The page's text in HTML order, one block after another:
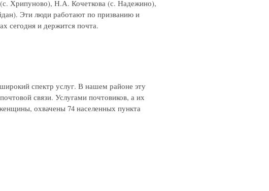
Хрипуново), Н.А. Кочеткова (с. Надежино),
Эти люди работают по призванию и
сегодня и держится почта.
спектр услуг. В нашем районе эту
связи. Услугами почтовиков, а их
охвачены 74 населенных пункта